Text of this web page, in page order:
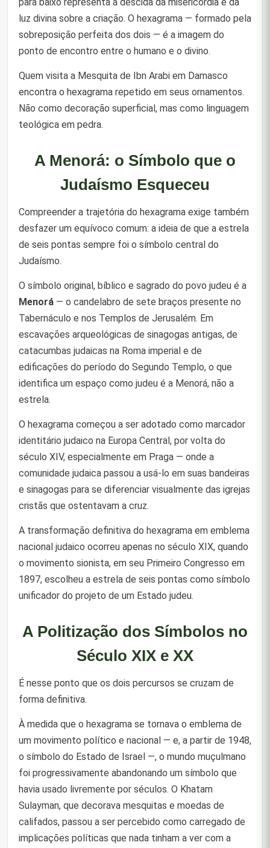
luz divina sobre a criação. O hexagrama — formado pela
sobreposição perfeita dos dois — é a imagem do
ponto de encontro entre o humano e o divino.
Quem visita a Mesquita de Ibn Arabi em Damasco
encontra o hexagrama repetido em seus ornamentos.
Não como decoração superficial, mas como linguagem
teológica em pedra.
A Menorá: o Símbolo que o
Judaísmo Esqueceu
Compreender a trajetória do hexagrama exige também
desfazer um equívoco comum: a ideia de que a estrela
de seis pontas sempre foi o símbolo central do
Judaísmo.
O símbolo original, bíblico e sagrado do povo judeu é a
Menorá — o candelabro de sete braços presente no
Tabernáculo e nos Templos de Jerusalém. Em
escavações arqueológicas de sinagogas antigas, de
catacumbas judaicas na Roma imperial e de
edificações do período do Segundo Templo, o que
identifica um espaço como judeu é a Menorá, não a
estrela.
O hexagrama começou a ser adotado como marcador
identitário judaico na Europa Central, por volta do
século XIV, especialmente em Praga — onde a
comunidade judaica passou a usá-lo em suas bandeiras
e sinagogas para se diferenciar visualmente das igrejas
cristãs que ostentavam a cruz.
A transformação definitiva do hexagrama em emblema
nacional judaico ocorreu apenas no século XIX, quando
o movimento sionista, em seu Primeiro Congresso em
1897, escolheu a estrela de seis pontas como símbolo
unificador do projeto de um Estado judeu.
A Politização dos Símbolos no
Século XIX e XX
É nesse ponto que os dois percursos se cruzam de
forma definitiva.
À medida que o hexagrama se tornava o emblema de
um movimento político e nacional — e, a partir de 1948,
o símbolo do Estado de Israel —, o mundo muçulmano
foi progressivamente abandonando um símbolo que
havia usado livremente por séculos. O Khatam
Sulayman, que decorava mesquitas e moedas de
califados, passou a ser percebido como carregado de
implicações políticas que nada tinham a ver com a